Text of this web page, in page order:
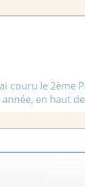
suite
couru le 2ème
en haut